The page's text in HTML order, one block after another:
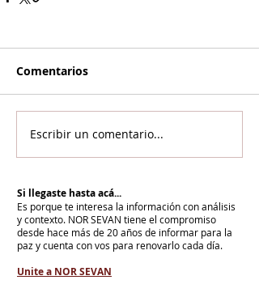
Comentarios
Escribir un comentario...
Si llegaste hasta acá...
Es porque te interesa la información con análisis
y contexto. NOR SEVAN tiene el compromiso
desde hace más de 20 años de informar para la
paz y cuenta con vos para renovarlo cada día.
Unite a NOR SEVAN